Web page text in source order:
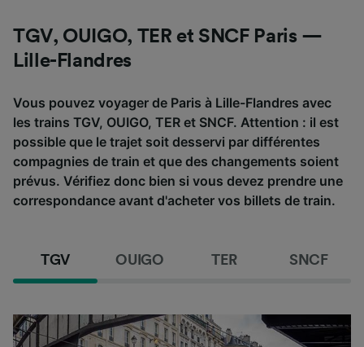
TGV, OUIGO, TER et SNCF Paris —
Lille-Flandres
Vous pouvez voyager de Paris à Lille-Flandres avec
les trains TGV, OUIGO, TER et SNCF. Attention : il est
possible que le trajet soit desservi par différentes
compagnies de train et que des changements soient
prévus. Vérifiez donc bien si vous devez prendre une
correspondance avant d'acheter vos billets de train.
TGV OUIGO TER SNCF